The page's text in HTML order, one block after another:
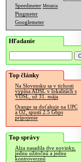
Speedmeter Merania
Pingmeter
Googlemeter
Hľadanie
Top články
Na Slovensku sa v tichosti
vypína ADSL v lokalitách s
VDSL, už 31. mája
Orange sa doťahuje na UPC
a O2, spustí 2.5 Gbps
pripojenie
Top správy
Alza nasadila dve novinky,
jednu užitočnú a jednu
kontroverznú